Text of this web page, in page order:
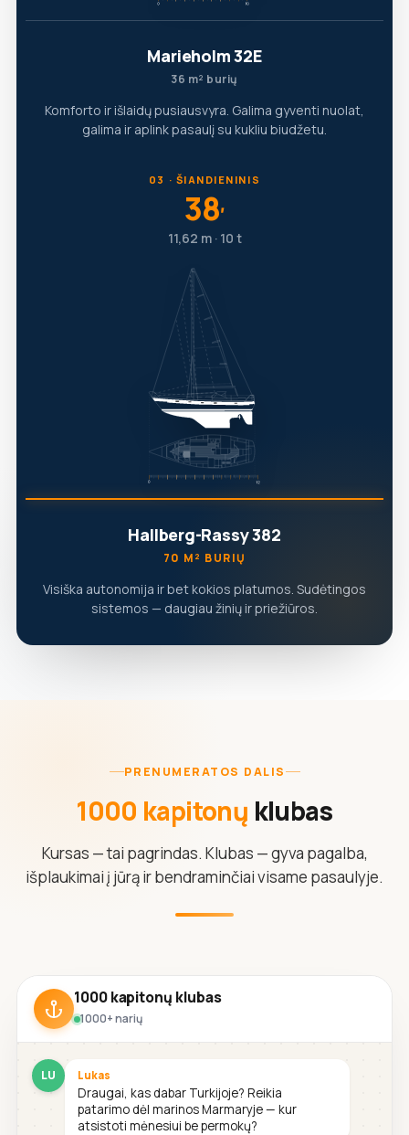
Marieholm 32E
36 m² burių
Komforto ir išlaidų pusiausvyra. Galima gyventi nuolat,
galima ir aplink pasaulį su kukliu biudžetu.
03 · ŠIANDIENINIS
38′
11,62 m · 10 t
Hallberg-Rassy 382
70 M² BURIŲ
Visiška autonomija ir bet kokios platumos. Sudėtingos
sistemos — daugiau žinių ir priežiūros.
PRENUMERATOS DALIS
1000 kapitonų klubas
Kursas — tai pagrindas. Klubas — gyva pagalba,
išplaukimai į jūrą ir bendraminčiai visame pasaulyje.
1000 kapitonų klubas
1000+ narių
LU Lukas
Draugai, kas dabar Turkijoje? Reikia
patarimo dėl marinos Marmaryje — kur
atsistoti mėnesiui be permokų?